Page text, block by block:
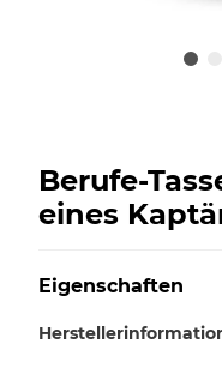
Berufe-
eines
Eigenschaften